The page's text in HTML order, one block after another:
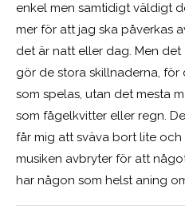
enkel men samtidigt väldigt
mer för att jag ska påverkas
det är natt eller dag. Men
gör de stora skillnaderna,
som spelas, utan det mesta
som fågelkvitter eller regn.
får mig att sväva bort lite
musiken avbryter för att
har någon som helst aning